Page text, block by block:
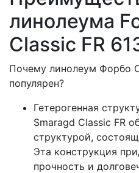
линолеума
Classic FR
Почему линолеум Форбо
популярен?
Гетерогенная
Smaragd Classic FR
структурой,
Эта конструкция
прочность и